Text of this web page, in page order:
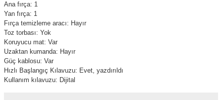
Ana fırça: 1
Yan fırça: 1
Fırça temizleme aracı: Hayır
Toz torbası: Yok
Koruyucu mat: Var
Uzaktan kumanda: Hayır
Güç kablosu: Var
Hızlı Başlangıç Kılavuzu: Evet, yazdırıldı
Kullanım kılavuzu: Dijital